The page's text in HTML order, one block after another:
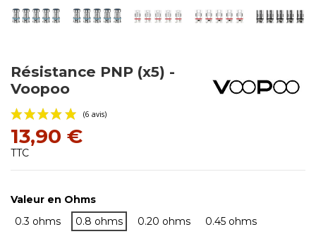
Résistance PNP (x5) -
Voopoo
(6 avis)
13,90 €
TTC
Valeur en Ohms
0.3 ohms
0.8 ohms 0.20 ohms
0.45 ohms